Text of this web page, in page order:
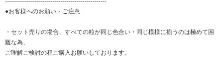
●お客様へのお願い・ご注意
・セット売りの場合、すべての粒が同じ色合い・同じ模様に揃うのは極めて困
難な為、
ご理解ご検討の程ご購入お願いしております。